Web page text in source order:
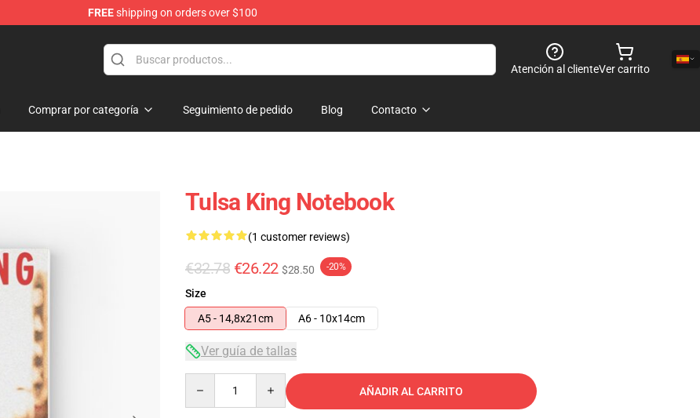
FREEshipping on orders over $100
Atención al clienteVer carrito
Comprar por categoría Seguimiento de pedido Blog Contacto
Tulsa King Notebook
(1 customer reviews)
€32.78 €26.22 $28.50 -20%
Size
A5 - 14,8x21cm
A6 - 10x14cm
Ver guía de tallas
AÑADIR AL CARRITO